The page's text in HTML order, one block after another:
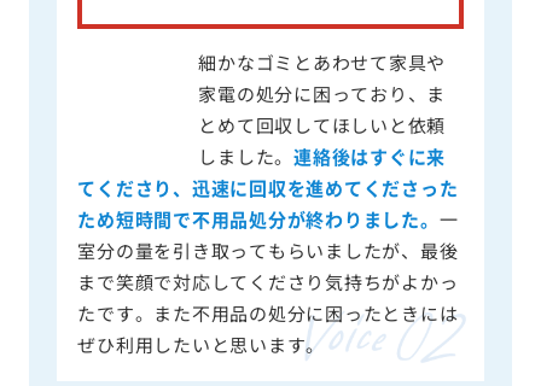
細かなゴミとあわせて家具や
家電の処分に困っており、ま
とめて回収してほしいと依頼
しました。連絡後はすぐに来
てくださり、迅速に回収を進めてくださった
ため短時間で不用品処分が終わりました。 一
室分の量を引き取ってもらいましたが、最後
まで笑顔で対応してくださり気持ちがよかっ
たです。また不用品の処分に困ったときには
ぜひ利用したいと思います。